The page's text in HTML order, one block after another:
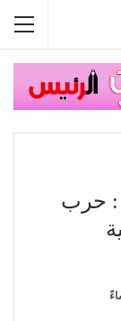
: حرب